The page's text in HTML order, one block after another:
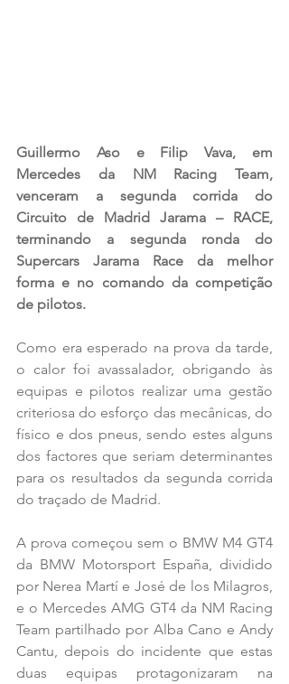
Guillermo Aso e Filip Vava, em
Mercedes da NM Racing Team,
venceram a segunda corrida do
Circuito de Madrid Jarama – RACE,
terminando a segunda ronda do
Supercars Jarama Race da melhor
forma e no comando da competição
de pilotos.
Como era esperado na prova da tarde,
o calor foi avassalador, obrigando às
equipas e pilotos realizar uma gestão
criteriosa do esforço das mecânicas, do
físico e dos pneus, sendo estes alguns
dos factores que seriam determinantes
para os resultados da segunda corrida
do traçado de Madrid.
A prova começou sem o BMW M4 GT4
da BMW Motorsport España, dividido
por Nerea Martí e José de los Milagros,
e o Mercedes AMG GT4 da NM Racing
Team partilhado por Alba Cano e Andy
Cantu, depois do incidente que estas
duas equipas protagonizaram na